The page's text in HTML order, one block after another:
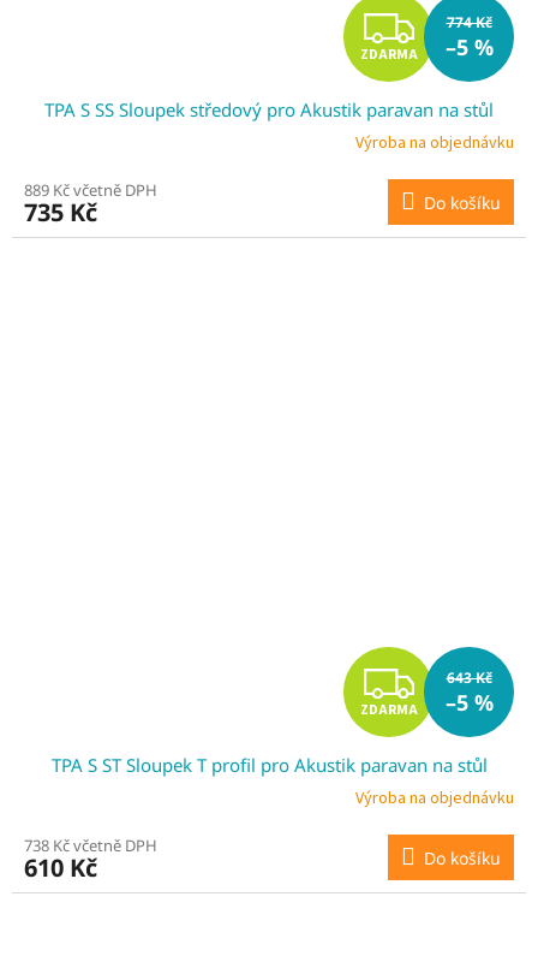
Z
D
A
R
M
ZDARMA
774 Kč
–5 %
TPA S SS Sloupek středový pro Akustik paravan na stůl
Výroba na objednávku
889 Kč včetně DPH
735 Kč Do košíku
Z
D
A
R
M
ZDARMA
643 Kč
–5 %
TPA S ST Sloupek T profil pro Akustik paravan na stůl
Výroba na objednávku
738 Kč včetně DPH
610 Kč Do košíku